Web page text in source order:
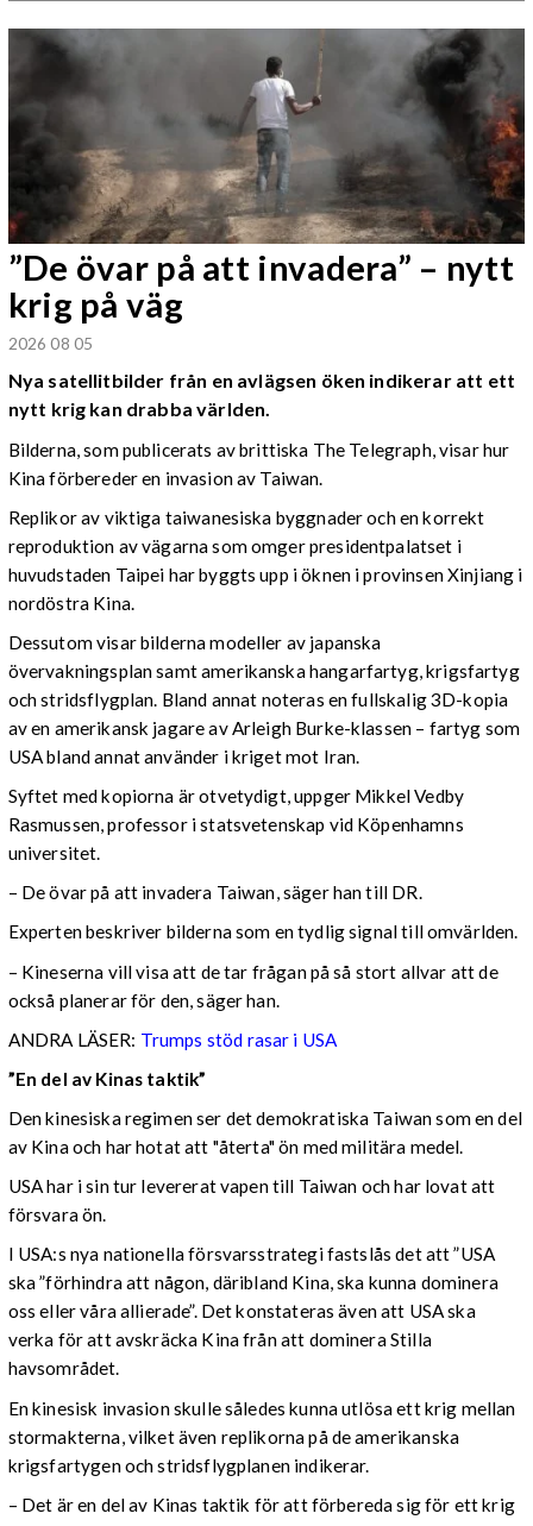
”De övar på att invadera” – nytt
krig på väg
2026 08 05
Nya satellitbilder från en avlägsen öken indikerar att ett
nytt krig kan drabba världen.
Bilderna, som publicerats av brittiska The Telegraph, visar hur
Kina förbereder en invasion av Taiwan.
Replikor av viktiga taiwanesiska byggnader och en korrekt
reproduktion av vägarna som omger presidentpalatset i
huvudstaden Taipei har byggts upp i öknen i provinsen Xinjiang i
nordöstra Kina.
Dessutom visar bilderna modeller av japanska
övervakningsplan samt amerikanska hangarfartyg, krigsfartyg
och stridsflygplan. Bland annat noteras en fullskalig 3D-kopia
av en amerikansk jagare av Arleigh Burke-klassen – fartyg som
USA bland annat använder i kriget mot Iran.
Syftet med kopiorna är otvetydigt, uppger Mikkel Vedby
Rasmussen, professor i statsvetenskap vid Köpenhamns
universitet.
– De övar på att invadera Taiwan, säger han till DR.
Experten beskriver bilderna som en tydlig signal till omvärlden.
– Kineserna vill visa att de tar frågan på så stort allvar att de
också planerar för den, säger han.
ANDRA LÄSER: Trumps stöd rasar i USA
”En del av Kinas taktik”
Den kinesiska regimen ser det demokratiska Taiwan som en del
av Kina och har hotat att "återta" ön med militära medel.
USA har i sin tur levererat vapen till Taiwan och har lovat att
försvara ön.
I USA:s nya nationella försvarsstrategi fastslås det att ”USA
ska ”förhindra att någon, däribland Kina, ska kunna dominera
oss eller våra allierade”. Det konstateras även att USA ska
verka för att avskräcka Kina från att dominera Stilla
havsområdet.
En kinesisk invasion skulle således kunna utlösa ett krig mellan
stormakterna, vilket även replikorna på de amerikanska
krigsfartygen och stridsflygplanen indikerar.
– Det är en del av Kinas taktik för att förbereda sig för ett krig